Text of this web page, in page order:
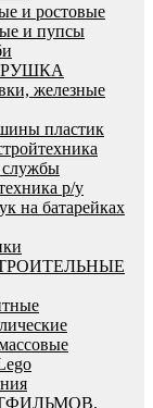
и ростовые
и пупсы
железные
пластик
службы
р/у
на батарейках